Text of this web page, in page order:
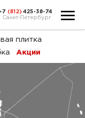
(812) 425-38-74
Санкт-Петербург
плитка
Акции